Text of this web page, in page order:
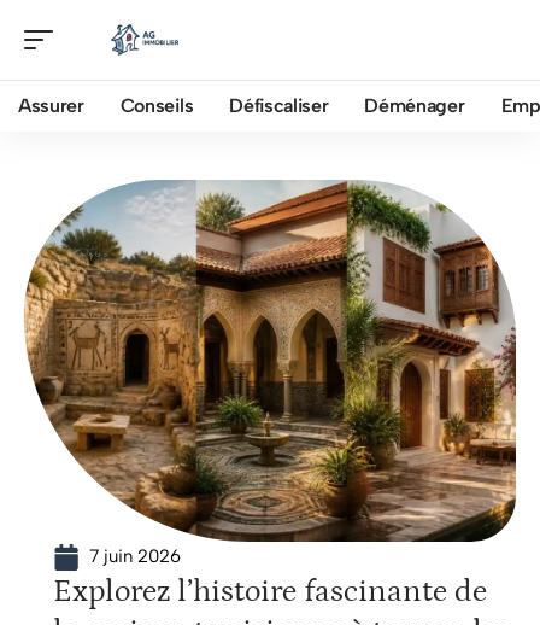
Assurer Conseils Défiscaliser Déménager
7 juin 2026
Explorez l’histoire fascinante de